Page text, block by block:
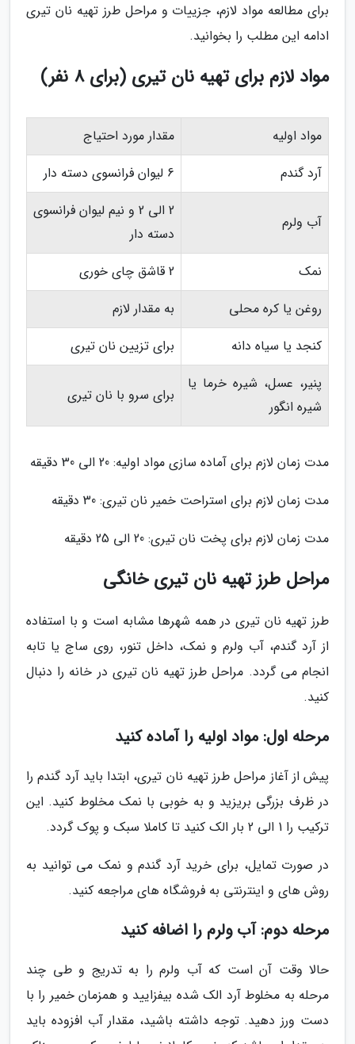
برای مطالعه مواد لازم، جزییات و مراحل طرز تهیه نان تیری
ادامه این مطلب را بخوانید.
مواد لازم برای تهیه نان تیری (برای 8 نفر)
مواد اولیه
مقدار مورد احتیاج
آرد گندم
6 لیوان فرانسوی دسته دار
آب ولرم
2 الی 2 و نیم لیوان فرانسوی
دسته دار
نمک
2 قاشق چای خوری
روغن یا کره محلی
به مقدار لازم
کنجد یا سیاه دانه
برای تزیین نان تیری
پنیر، عسل، شیره خرما یا
شیره انگور
برای سرو با نان تیری
مدت زمان لازم برای آماده سازی مواد اولیه: 20 الی 30 دقیقه
مدت زمان لازم برای استراحت خمیر نان تیری: 30 دقیقه
مدت زمان لازم برای پخت نان تیری: 20 الی 25 دقیقه
مراحل طرز تهیه نان تیری خانگی
طرز تهیه نان تیری در همه شهرها مشابه است و با استفاده
از آرد گندم، آب ولرم و نمک، داخل تنور، روی ساج یا تابه
انجام می گردد. مراحل طرز تهیه نان تیری در خانه را دنبال
کنید.
مرحله اول: مواد اولیه را آماده کنید
پیش از آغاز مراحل طرز تهیه نان تیری، ابتدا باید آرد گندم را
در ظرف بزرگی بریزید و به خوبی با نمک مخلوط کنید. این
ترکیب را 1 الی 2 بار الک کنید تا کاملا سبک و پوک گردد.
در صورت تمایل، برای خرید آرد گندم و نمک می توانید به
روش های و اینترنتی به فروشگاه های مراجعه کنید.
مرحله دوم: آب ولرم را اضافه کنید
حالا وقت آن است که آب ولرم را به تدریج و طی چند
مرحله به مخلوط آرد الک شده بیفزایید و همزمان خمیر را با
دست ورز دهید. توجه داشته باشید، مقدار آب افزوده باید